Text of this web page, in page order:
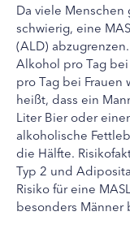
Da viele
schwierig, eine
(ALD)
Alkohol pro Tag
pro Tag bei Frauen
heißt, dass ein
Liter Bier oder
alkoholische
die Hälfte.
Typ 2 und
Risiko für eine
besonders Männer